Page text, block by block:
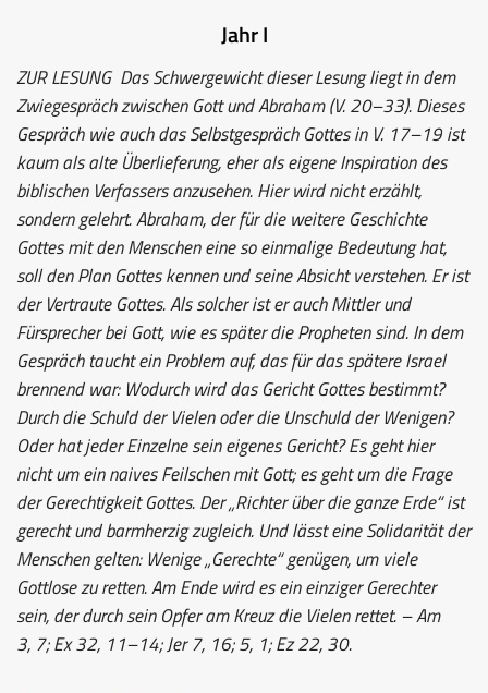
Jahr I
ZUR LESUNGDas Schwergewicht dieser Lesung liegt in dem
Zwiegespräch zwischen Gott und Abraham (V. 20–33). Dieses
Gespräch wie auch das Selbstgespräch Gottes in V. 17–19 ist
kaum als alte Überlieferung, eher als eigene Inspiration des
biblischen Verfassers anzusehen. Hier wird nicht erzählt,
sondern gelehrt. Abraham, der für die weitere Geschichte
Gottes mit den Menschen eine so einmalige Bedeutung hat,
soll den Plan Gottes kennen und seine Absicht verstehen. Er ist
der Vertraute Gottes. Als solcher ist er auch Mittler und
Fürsprecher bei Gott, wie es später die Propheten sind. In dem
Gespräch taucht ein Problem auf, das für das spätere Israel
brennend war: Wodurch wird das Gericht Gottes bestimmt?
Durch die Schuld der Vielen oder die Unschuld der Wenigen?
Oder hat jeder Einzelne sein eigenes Gericht? Es geht hier
nicht um ein naives Feilschen mit Gott; es geht um die Frage
der Gerechtigkeit Gottes. Der „Richter über die ganze Erde“ ist
gerecht und barmherzig zugleich. Und lässt eine Solidarität der
Menschen gelten: Wenige „Gerechte“ genügen, um viele
Gottlose zu retten. Am Ende wird es ein einziger Gerechter
sein, der durch sein Opfer am Kreuz die Vielen rettet. – Am
3, 7; Ex 32, 11–14; Jer 7, 16; 5, 1; Ez 22, 30.